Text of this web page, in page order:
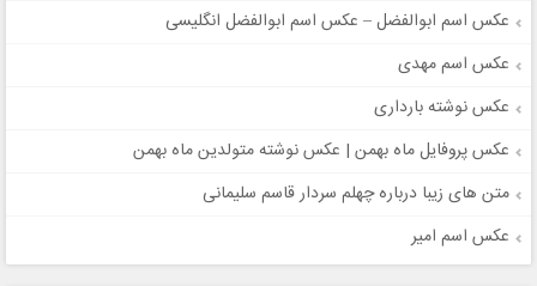
عکس اسم ابوالفضل – عکس اسم ابوالفضل انگلیسی
عکس اسم مهدی
عکس نوشته بارداری
عکس پروفایل ماه بهمن | عکس نوشته متولدین ماه بهمن
متن های زیبا درباره چهلم سردار قاسم سلیمانی
عکس اسم امیر